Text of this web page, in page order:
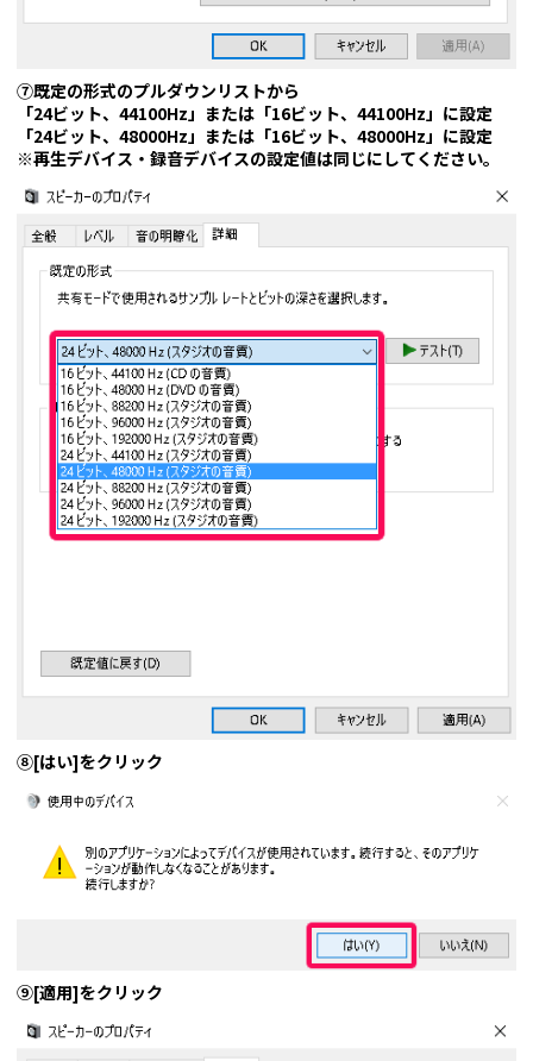
⑦既定の形式のプルダウンリストから
「24ビット、44100Hz」または「16ビット、44100Hz」に設定
「24ビット、48000Hz」または「16ビット、48000Hz」に設定
※再生デバイス・録音デバイスの設定値は同じにしてください。
⑧[はい]をクリック
⑨[適用]をクリック